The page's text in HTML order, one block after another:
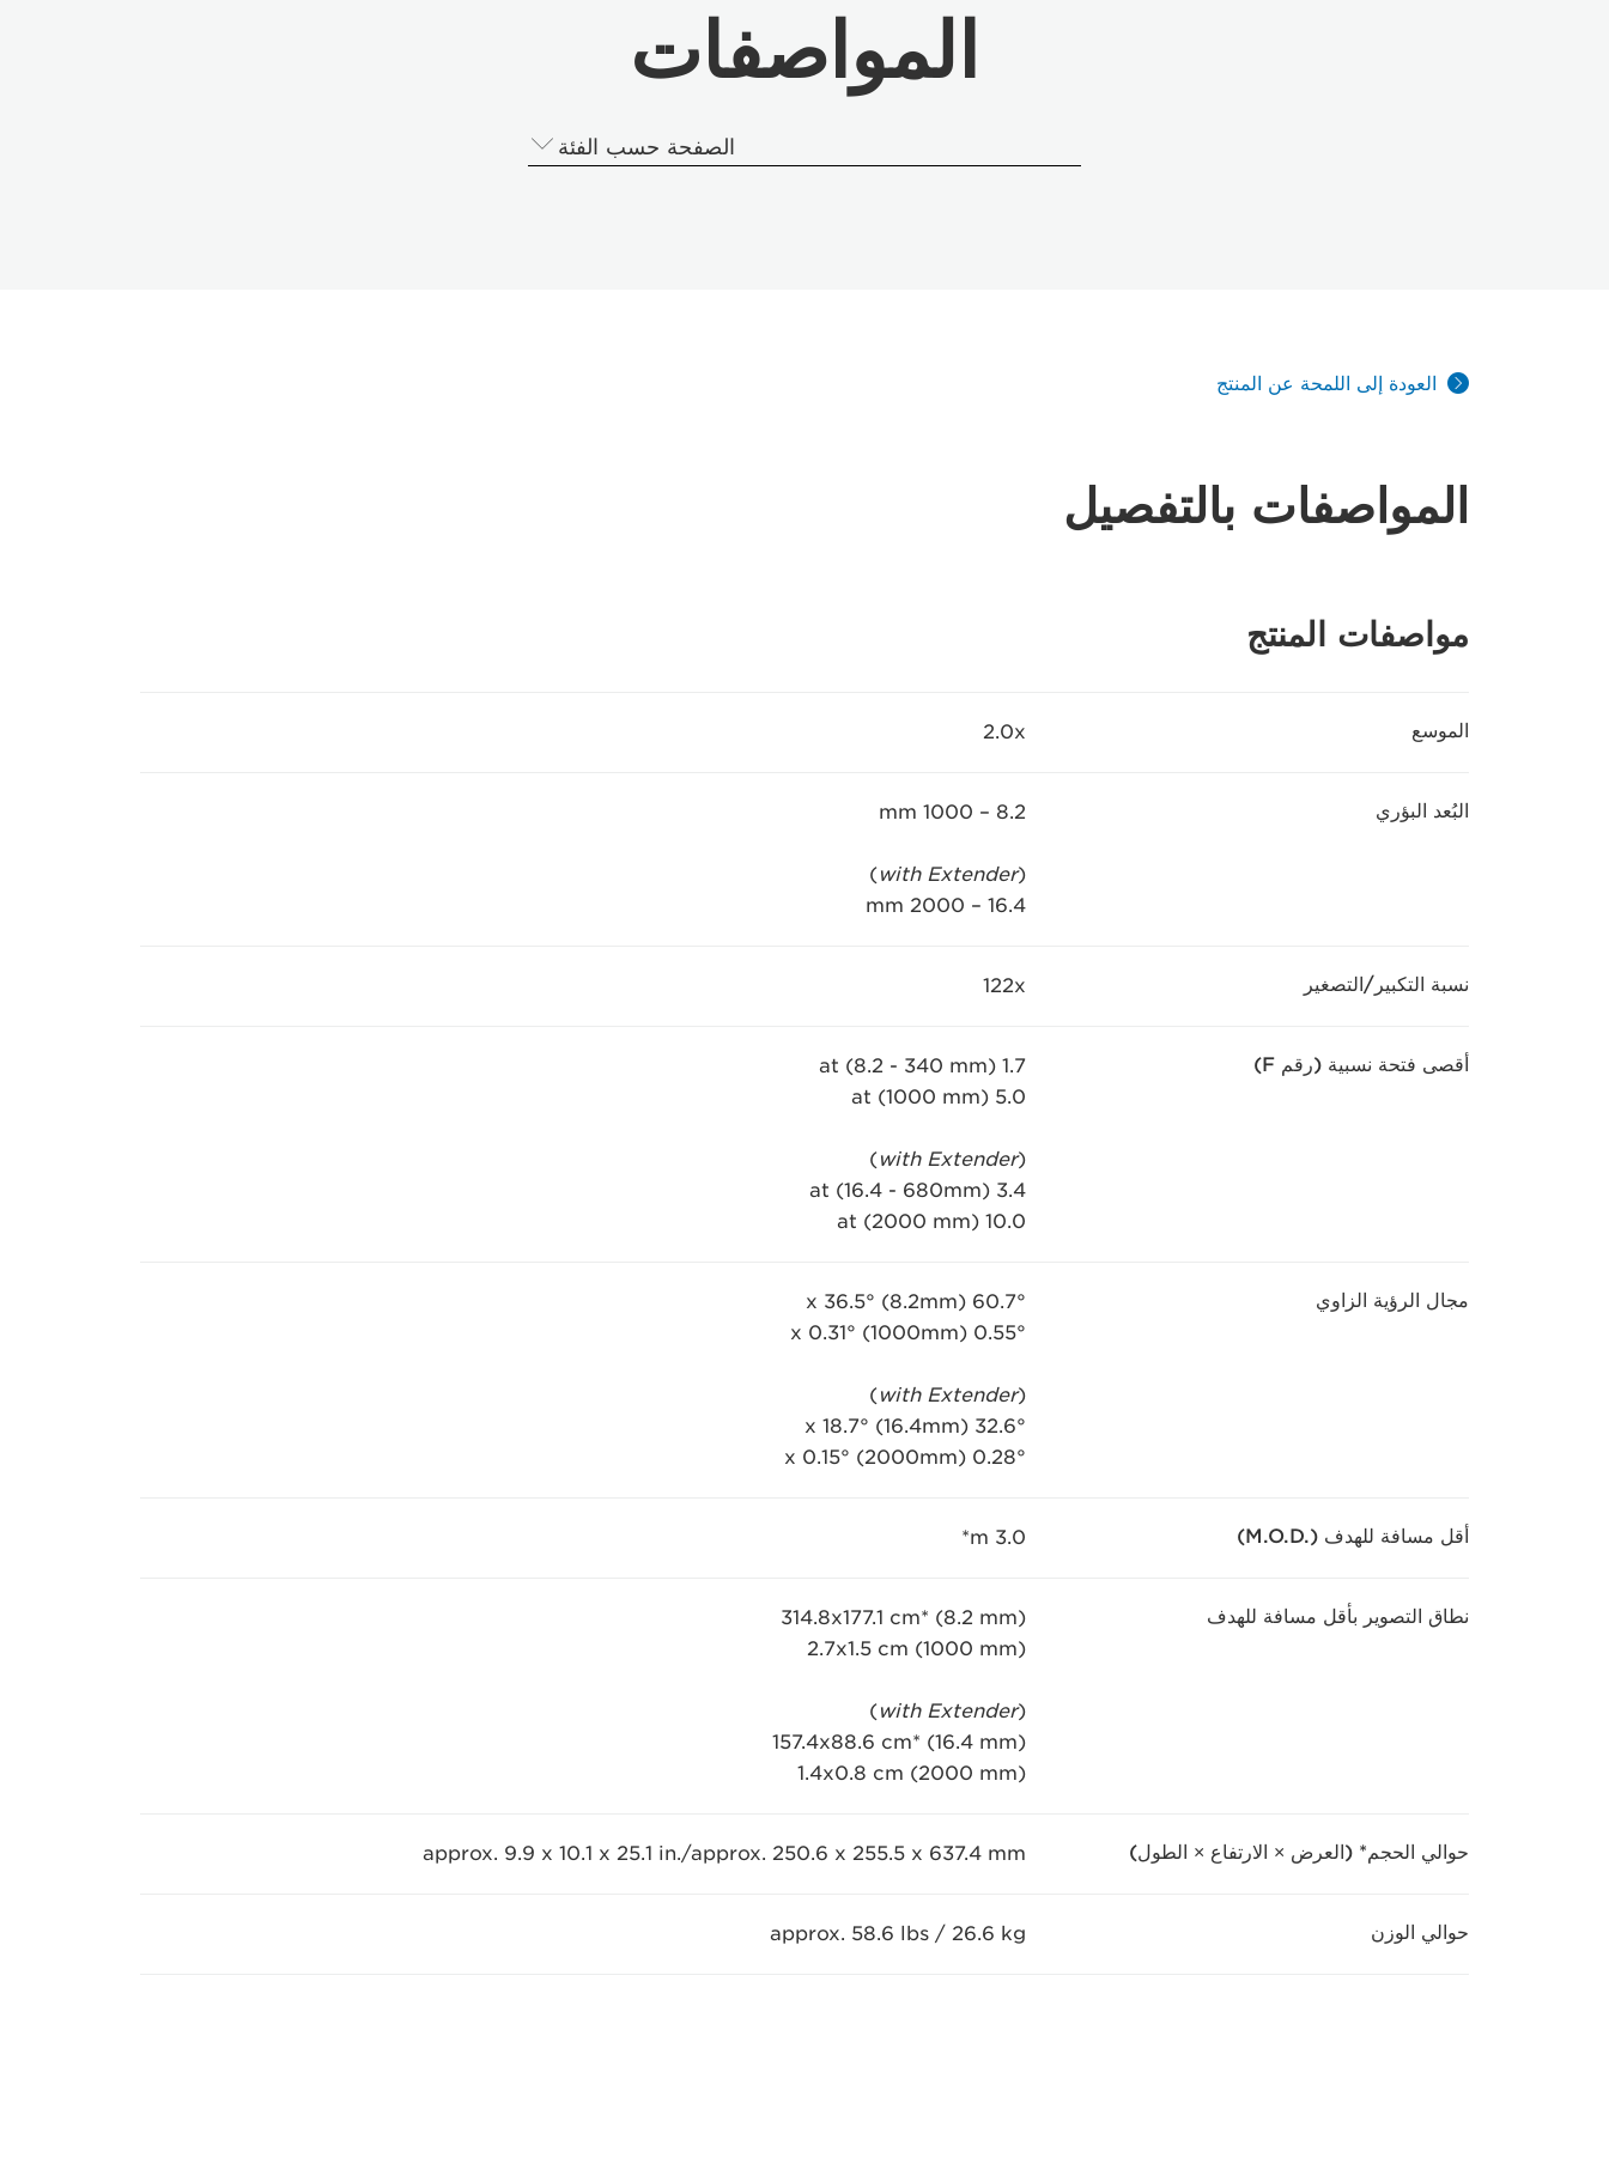
المواصفات
الصفحة حسب الفئة
العودة إلى اللمحة عن المنتج
المواصفات بالتفصيل
مواصفات المنتج
الموسع 2.0x
البُعد البؤري 8.2 – 1000 mm
(
with Extender
)
16.4 – 2000 mm
نسبة التكبير/التصغير 122x
أقصى فتحة نسبية (رقم F)
1.7 at (8.2 - 340 mm)
5.0 at (1000 mm)
(
with Extender
)
3.4 at (16.4 - 680mm)
10.0 at (2000 mm)
مجال الرؤية الزاوي
60.7° x 36.5° (8.2mm)
0.55° x 0.31° (1000mm)
(
with Extender
)
32.6° x 18.7° (16.4mm)
0.28° x 0.15° (2000mm)
أقل مسافة للهدف (M.O.D.‎) 3.0 m*
نطاق التصوير بأقل مسافة للهدف
314.8x177.1 cm* (8.2 mm)
2.7x1.5 cm (1000 mm)
(
with Extender
)
157.4x88.6 cm* (16.4 mm)
1.4x0.8 cm (2000 mm)
حوالي الحجم* (العرض × الارتفاع × الطول) approx. 9.9 x 10.1 x 25.1 in./approx. 250.6 x 255.5 x 637.4 mm
حوالي الوزن approx. 58.6 lbs / 26.6 kg